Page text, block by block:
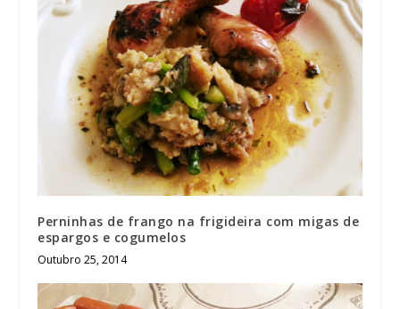
Perninhas de frango na frigideira com migas de
espargos e cogumelos
Outubro 25, 2014